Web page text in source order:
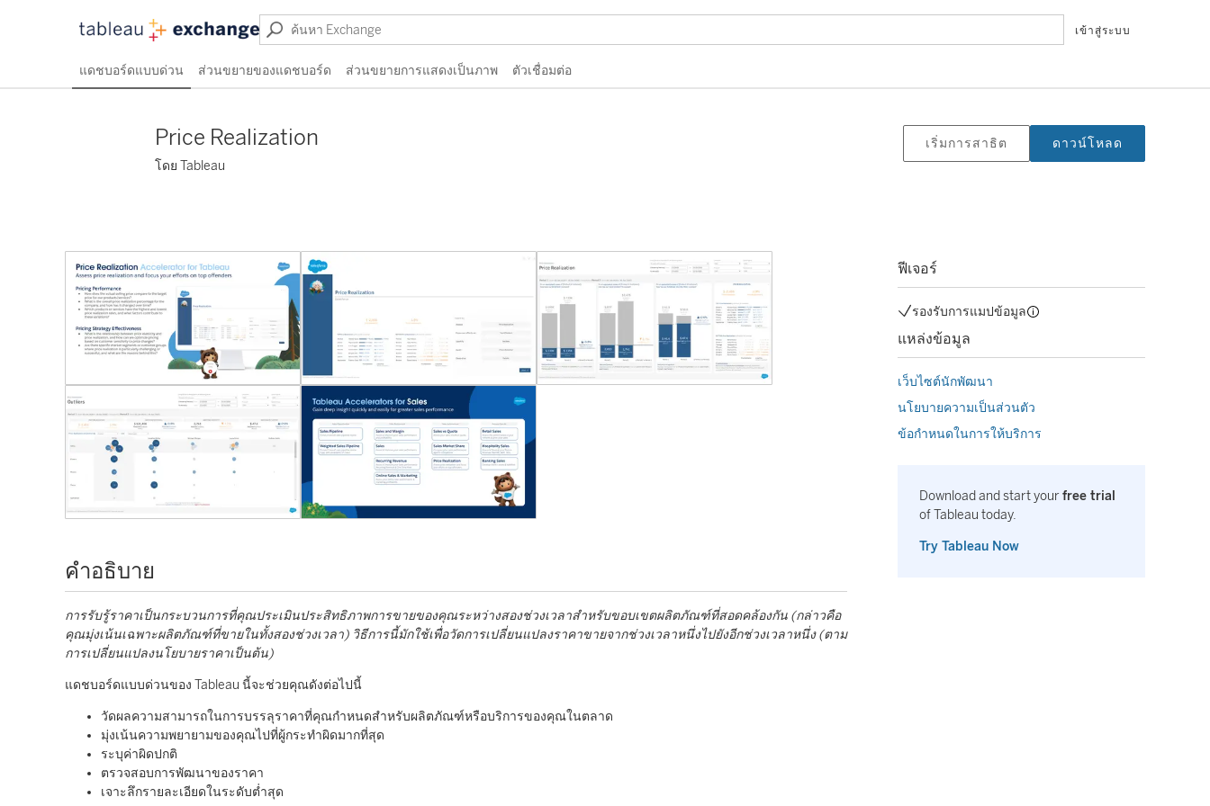
เข้าสู่ระบบ
แดชบอร์ดแบบด่วน ส่วนขยายของแดชบอร์ด ส่วนขยายการแสดงเป็นภาพ ตัวเชื่อมต่อ
Price Realization
โดย Tableau
เริ่มการสาธิต ดาวน์โหลด
คำอธิบาย
การรับรู้ราคาเป็นกระบวนการที่คุณประเมินประสิทธิภาพการขายของคุณระหว่างสองช่วงเวลาสำหรับขอบเขตผลิตภัณฑ์ที่สอดคล้องกัน (กล่าวคือ
คุณมุ่งเน้นเฉพาะผลิตภัณฑ์ที่ขายในทั้งสองช่วงเวลา) วิธีการนี้มักใช้เพื่อวัดการเปลี่ยนแปลงราคาขายจากช่วงเวลาหนึ่งไปยังอีกช่วงเวลาหนึ่ง (ตาม
การเปลี่ยนแปลงนโยบายราคาเป็นต้น)
แดชบอร์ดแบบด่วนของ Tableau นี้จะช่วยคุณดังต่อไปนี้
วัดผลความสามารถในการบรรลุราคาที่คุณกำหนดสำหรับผลิตภัณฑ์หรือบริการของคุณในตลาด
มุ่งเน้นความพยายามของคุณไปที่ผู้กระทำผิดมากที่สุด
ระบุค่าผิดปกติ
ตรวจสอบการพัฒนาของราคา
เจาะลึกรายละเอียดในระดับต่ำสุด
ฟีเจอร์
รองรับการแมปข้อมูล
แหล่งข้อมูล
เว็บไซต์นักพัฒนา
นโยบายความเป็นส่วนตัว
ข้อกำหนดในการให้บริการ
Download and start yourfree trial
of Tableau today.
Try Tableau Now